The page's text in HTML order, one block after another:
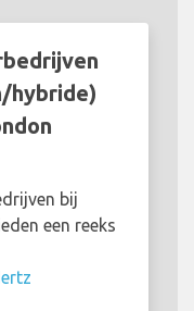
hybride)
bij
een reeks